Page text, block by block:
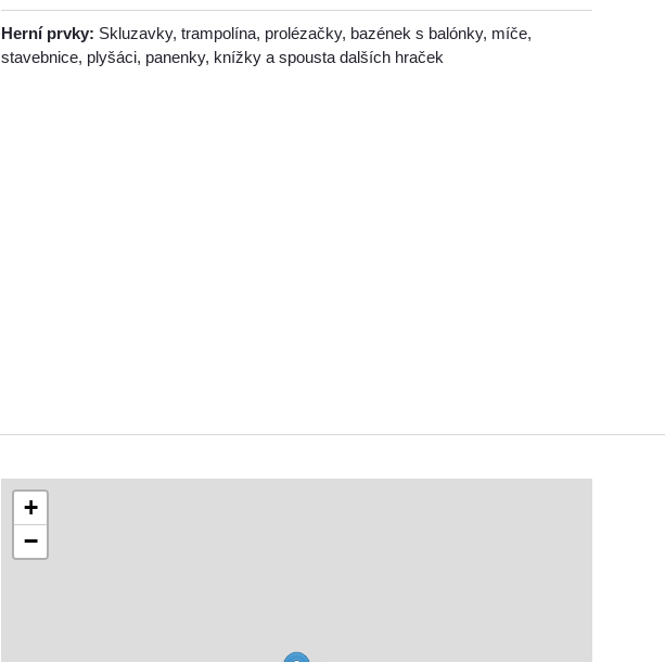
Herní prvky: Skluzavky, trampolína, prolézačky, bazének s balónky, míče,
stavebnice, plyšáci, panenky, knížky a spousta dalších hraček
+
−